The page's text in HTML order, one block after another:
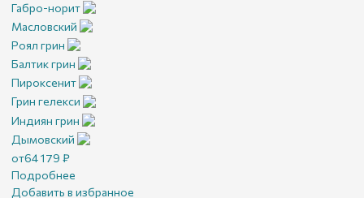
Габро-норит
Масловский
Роял грин
Балтик грин
Пироксенит
Грин гелекси
Индиян грин
Дымовский
от64 179 ₽
Подробнее
Добавить в избранное